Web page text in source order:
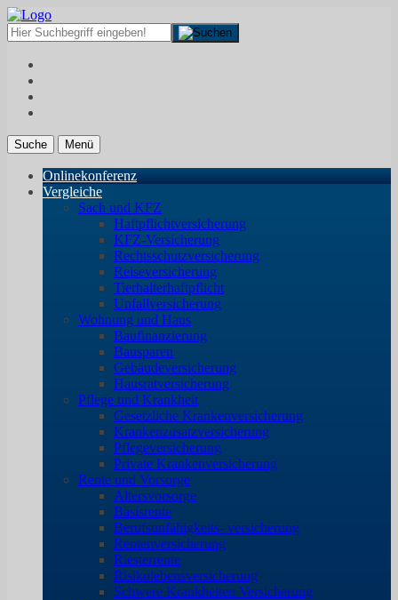
Suche Menü
Onlinekonferenz
Vergleiche
Sach und KFZ
Haftpflichtversicherung
KFZ-Versicherung
Rechtsschutzversicherung
Reiseversicherung
Tierhalterhaftpflicht
Unfallversicherung
Wohnung und Haus
Baufinanzierung
Bausparen
Gebäudeversicherung
Hausratversicherung
Pflege und Krankheit
Gesetzliche Krankenversicherung
Krankenzusatzversicherung
Pflegeversicherung
Private Krankenversicherung
Rente und Vorsorge
Altersvorsorge
Basisrente
Berufsunfähigkeits- versicherung
Rentenversicherung
Riesterrente
Risikolebensversicherung
Schwere Krankheiten Versicherung